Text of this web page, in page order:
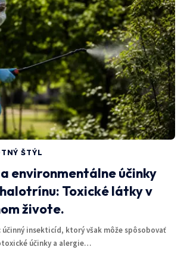
ŠTÝL
environmentálne účinky
Toxické látky v
živote.
insekticíd, ktorý však môže spôsobovať
účinky a alergie…